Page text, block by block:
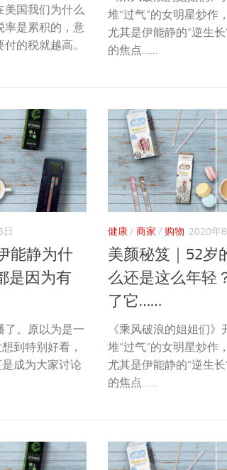
美国我们为什么
率是累积的，意
的税就越高。
堆“过气”的女明星炒作
尤其是伊能静的“逆生
的焦点……
能静为什
是因为有
了。原以为是一
到特别好看，
成为大家讨论
健康/ 商家 / 购物 2020年
美颜秘笈｜52岁
么还是这么年轻
了它……
《乘风破浪的姐姐们
堆“过气”的女明星炒作
尤其是伊能静的“逆生
的焦点……